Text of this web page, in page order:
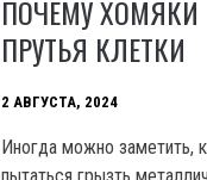
ПОЧЕМУ ХОМЯКИ
ПРУТЬЯ КЛЕТКИ
2 АВГУСТА, 2024
Иногда можно заметить,